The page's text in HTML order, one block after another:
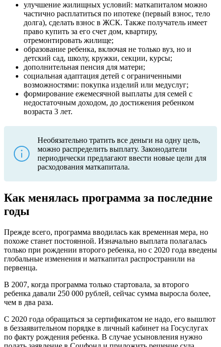
улучшение жилищных условий: маткапиталом можно
частично расплатиться по ипотеке (первый взнос, тело
долга), сделать взнос в ЖСК. Также получатель имеет
право купить за его счет дом, квартиру,
отремонтировать жилище;
образование ребенка, включая не только вуз, но и
детский сад, школу, кружки, секции, курсы;
дополнительная пенсия для матери;
социальная адаптация детей с ограниченными
возможностями: покупка изделий или медуслуг;
формирование ежемесячной выплаты для семей с
недостаточным доходом, до достижения ребенком
возраста 3 лет.
Необязательно тратить все деньги на одну цель,
можно распределить выплату. Законодатели
периодически предлагают ввести новые цели для
расходования маткапитала.
Как менялась программа за последние
годы
Прежде всего, программа вводилась как временная мера, но
похоже станет постоянной. Изначально выплата полагалась
только при рождении второго ребенка, но с 2020 года введены
глобальные изменения и маткапитал распространили на
первенца.
В 2007, когда программа только стартовала, за второго
ребенка давали 250 000 рублей, сейчас сумма выросла более,
чем в два раза.
С 2020 года обращаться за сертификатом не надо, его вышлют
в беззаявительном порядке в личный кабинет на Госуслугах
по факту рождения ребенка. В случае усыновления нужно